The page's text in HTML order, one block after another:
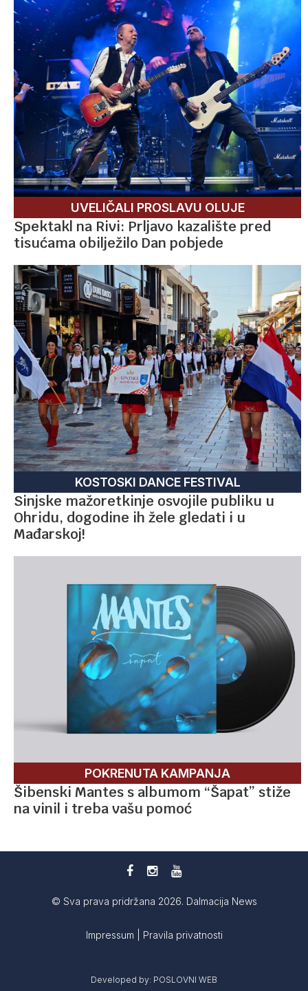
UVELIČALI PROSLAVU OLUJE
Spektakl na Rivi: Prljavo kazalište pred
tisućama obilježilo Dan pobjede
KOSTOSKI DANCE FESTIVAL
Sinjske mažoretkinje osvojile publiku u
Ohridu, dogodine ih žele gledati i u
Mađarskoj!
POKRENUTA KAMPANJA
Šibenski Mantes s albumom “Šapat” stiže
na vinil i treba vašu pomoć
© Sva prava pridržana 2026. Dalmacija News
Impressum Pravila privatnosti
Developed by: POSLOVNI WEB